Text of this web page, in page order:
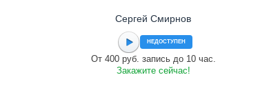
Сергей Смирнов
НЕДОСТУПЕН
От 400 руб. запись до 10 час.
Закажите сейчас!